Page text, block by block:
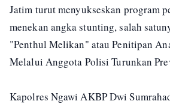
Jatim turut menyukseskan program
menekan angka stunting, salah
"Penthul Melikan" atau Penitipan
Melalui Anggota Polisi Turunkan
Kapolres Ngawi AKBP Dwi